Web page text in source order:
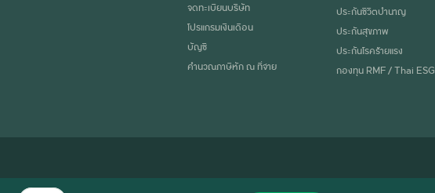
จดทะเบียนบริษัท
โปรแกรมเงินเดือน
บัญชี
คำนวณภาษีหัก ณ ที่จ่าย
ประกันชีวิตบำนาญ
ประกันสุขภาพ
ประกันโรคร้ายแรง
กองทุน RMF / Thai ESG